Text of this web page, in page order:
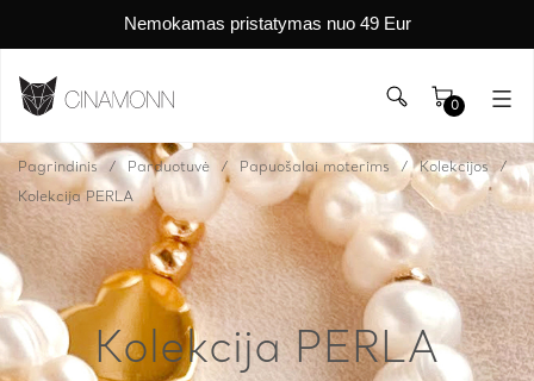
Nemokamas pristatymas nuo 49 Eur
0
Kolekcija PERLA
Pagrindinis Parduotuvė Papuošalai moterims Kolekcijos
Kolekcija PERLA